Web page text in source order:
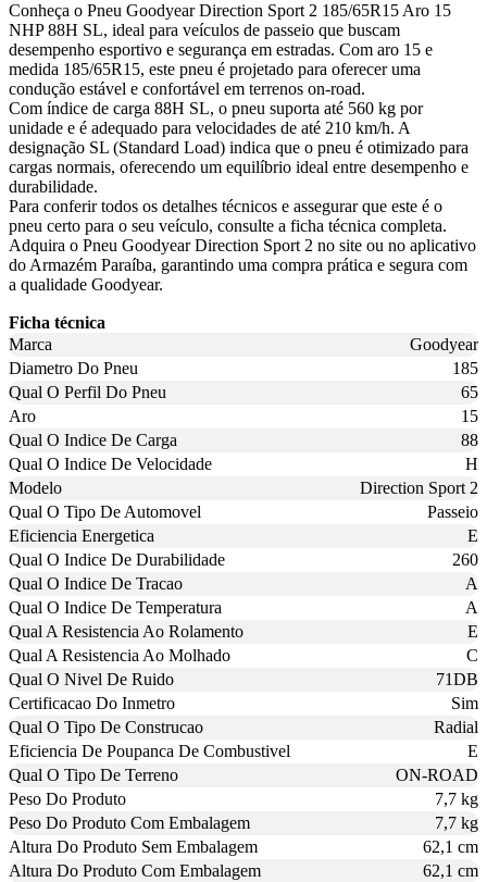
Conheça o Pneu Goodyear Direction Sport 2 185/65R15 Aro 15
NHP 88H SL, ideal para veículos de passeio que buscam
desempenho esportivo e segurança em estradas. Com aro 15 e
medida 185/65R15, este pneu é projetado para oferecer uma
condução estável e confortável em terrenos on-road.
Com índice de carga 88H SL, o pneu suporta até 560 kg por
unidade e é adequado para velocidades de até 210 km/h. A
designação SL (Standard Load) indica que o pneu é otimizado para
cargas normais, oferecendo um equilíbrio ideal entre desempenho e
durabilidade.
Para conferir todos os detalhes técnicos e assegurar que este é o
pneu certo para o seu veículo, consulte a ficha técnica completa.
Adquira o Pneu Goodyear Direction Sport 2 no site ou no aplicativo
do Armazém Paraíba, garantindo uma compra prática e segura com
a qualidade Goodyear.
Ficha técnica
Marca
Goodyear
Diametro Do Pneu
185
Qual O Perfil Do Pneu
65
Aro
15
Qual O Indice De Carga
88
Qual O Indice De Velocidade
H
Modelo
Direction Sport 2
Qual O Tipo De Automovel
Passeio
Eficiencia Energetica
E
Qual O Indice De Durabilidade
260
Qual O Indice De Tracao
A
Qual O Indice De Temperatura
A
Qual A Resistencia Ao Rolamento
E
Qual A Resistencia Ao Molhado
C
Qual O Nivel De Ruido
71DB
Certificacao Do Inmetro
Sim
Qual O Tipo De Construcao
Radial
Eficiencia De Poupanca De Combustivel
E
Qual O Tipo De Terreno
ON-ROAD
Peso Do Produto
7,7 kg
Peso Do Produto Com Embalagem
7,7 kg
Altura Do Produto Sem Embalagem
62,1 cm
Altura Do Produto Com Embalagem
62,1 cm